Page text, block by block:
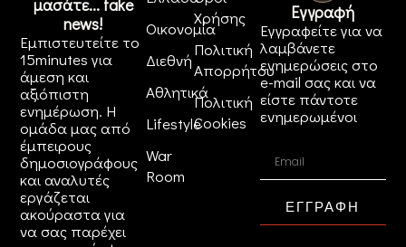
μασάτε... fake
news!
Εμπιστευτείτε το
15minutes για
άμεση και
αξιόπιστη
ενημέρωση. Η
ομάδα μας από
έμπειρους
δημοσιογράφους
και αναλυτές
εργάζεται
ακούραστα για
να σας παρέχει
Οικονομία
Διεθνή
Αθλητικά
Lifestyle
War
Room
Χρήσης
Πολιτική
Απορρήτου
Πολιτική
Cookies
Εγγραφή
Εγγραφείτε για να
λαμβάνετε
ενημερώσεις στο
e-mail σας και να
είστε πάντοτε
ενημερωμένοι
ΕΓΓΡΑΦΗ